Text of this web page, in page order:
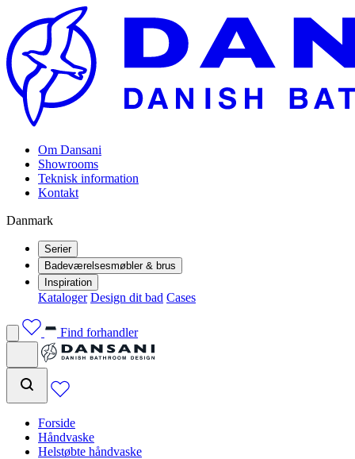
Om Dansani
Showrooms
Teknisk information
Kontakt
Danmark
Serier
Badeværelsesmøbler & brus
Inspiration
Kataloger Design dit bad Cases
Find forhandler
Forside
Håndvaske
Helstøbte håndvaske